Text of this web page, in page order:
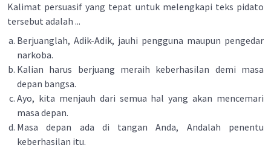
Kalimat persuasif yang tepat untuk melengkapi teks pidato
tersebut adalah ...
Berjuanglah, Adik-Adik, jauhi pengguna maupun pengedar
narkoba.
Kalian harus berjuang meraih keberhasilan demi masa
depan bangsa.
Ayo, kita menjauh dari semua hal yang akan mencemari
masa depan.
Masa depan ada di tangan Anda, Andalah penentu
keberhasilan itu.